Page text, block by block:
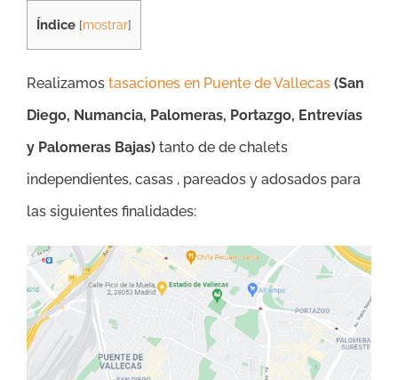
Índice [mostrar]
Realizamos tasaciones en Puente de Vallecas (San
Diego, Numancia, Palomeras, Portazgo, Entrevías
y Palomeras Bajas) tanto de de chalets
independientes, casas , pareados y adosados para
las siguientes finalidades: